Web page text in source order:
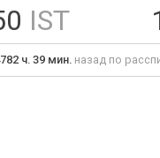
IST
ч. 39 мин. назад по